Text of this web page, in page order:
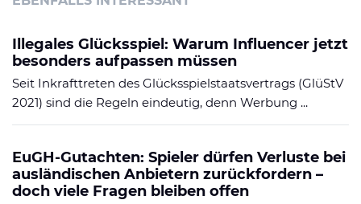
Illegales Glücksspiel: Warum Influencer jetzt
besonders aufpassen müssen
Seit Inkrafttreten des Glücksspielstaatsvertrags (GlüStV
2021) sind die Regeln eindeutig, denn Werbung ...
EuGH-Gutachten: Spieler dürfen Verluste bei
ausländischen Anbietern zurückfordern –
doch viele Fragen bleiben offen